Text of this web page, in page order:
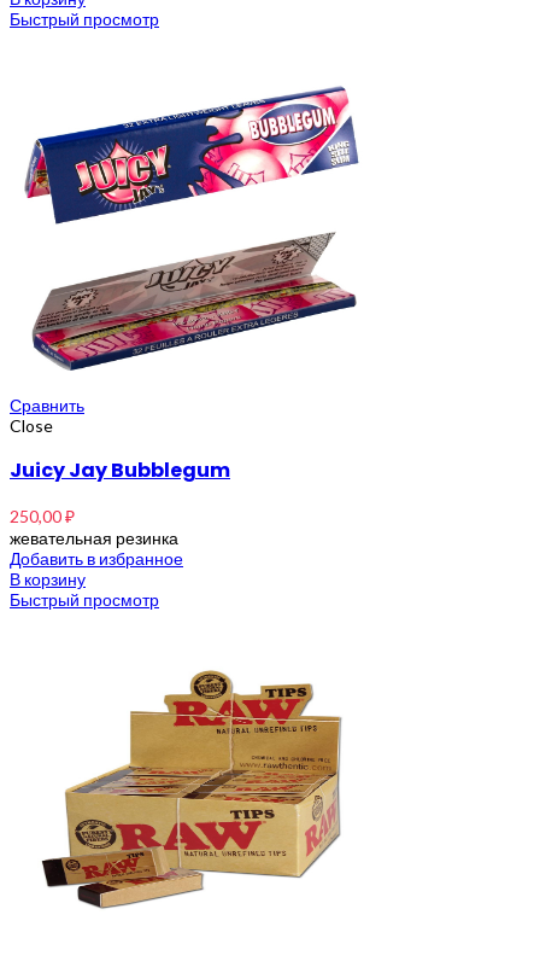
Быстрый просмотр
Сравнить
Close
Juicy Jay Bubblegum
250,00₽
жевательная резинка
Добавить в избранное
В корзину
Быстрый просмотр